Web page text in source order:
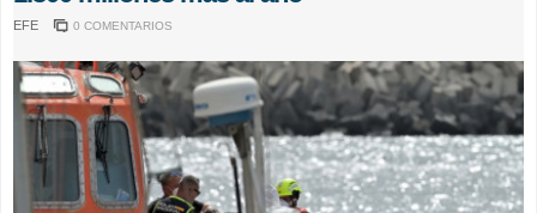
EFE 0 COMENTARIOS